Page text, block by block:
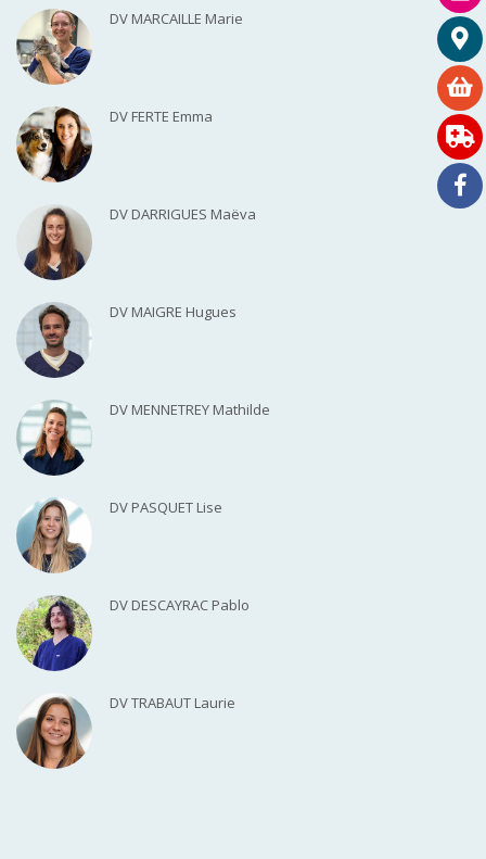
DV MARCAILLE Marie
DV FERTE Emma
DV DARRIGUES Maëva
DV MAIGRE Hugues
DV MENNETREY Mathilde
DV PASQUET Lise
DV DESCAYRAC Pablo
DV TRABAUT Laurie